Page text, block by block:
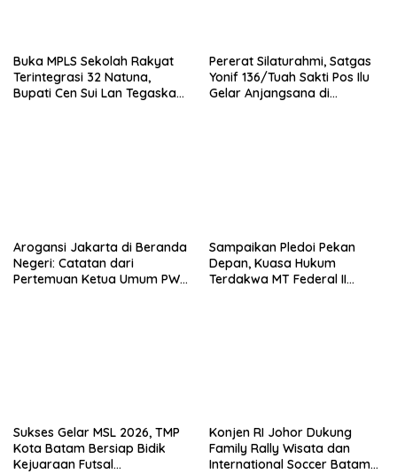
Buka MPLS Sekolah Rakyat
Terintegrasi 32 Natuna,
Bupati Cen Sui Lan Tegaskan
Pererat Silaturahmi, Satgas
Yonif 136/Tuah Sakti Pos Ilu
Gelar Anjangsana di
Arogansi Jakarta di Beranda
Negeri: Catatan dari
Pertemuan Ketua Umum PWI
Sampaikan Pledoi Pekan
Depan, Kuasa Hukum
Terdakwa MT Federal II
Sukses Gelar MSL 2026, TMP
Kota Batam Bersiap Bidik
Kejuaraan Futsal
Konjen RI Johor Dukung
Family Rally Wisata dan
International Soccer Batam